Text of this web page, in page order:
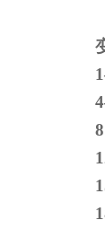
8